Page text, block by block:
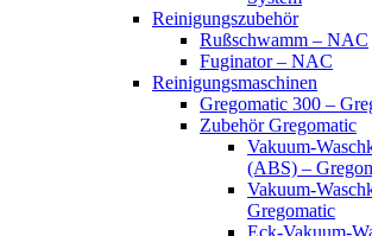
Reinigungszubehör
Rußschwamm – NAC
Fuginator – NAC
Reinigungsmaschinen
Gregomatic 300 –
Zubehör Gregomatic
Vakuum-
(ABS) –
Vakuum-
Gregomatic
Eck-Vakuum-